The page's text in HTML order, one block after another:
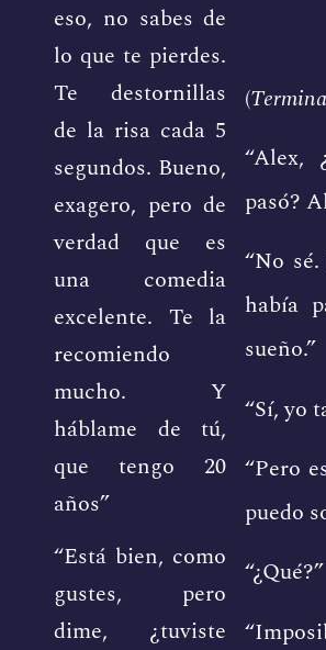
eso, no sabes de
lo que te pierdes.
Te destornillas
de la risa cada 5
segundos. Bueno,
exagero, pero de
verdad que es
una comedia
excelente. Te la
recomiendo
mucho. Y
háblame de tú,
que tengo 20
años”
“Está bien, como
gustes, pero
dime, ¿tuviste
(
“Alex,
pasó?
“No
había
sueño.”
“Sí, yo
“Pero
puedo
“¿Qué?”